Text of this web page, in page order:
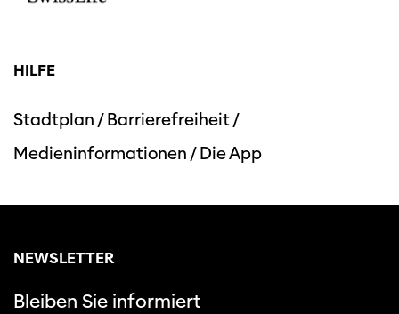
HILFE
Stadtplan /Barrierefreiheit/
Medieninformationen /Die App
NEWSLETTER
Bleiben Sie informiert